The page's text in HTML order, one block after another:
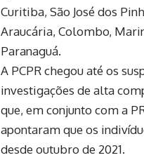
Curitiba, São José dos
Araucária, Colombo,
Paranaguá.
A PCPR chegou até os
investigações de alta
que, em conjunto com a
apontaram que os
desde outubro de 2021.